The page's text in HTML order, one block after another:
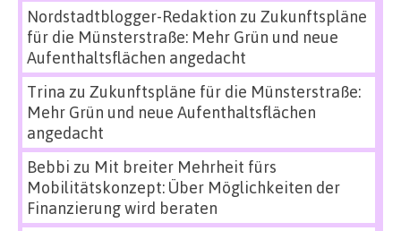
Nordstadtblogger-Redaktion zu Zukunftspläne
für die Münsterstraße: Mehr Grün und neue
Aufenthaltsflächen angedacht
Trina zu Zukunftspläne für die Münsterstraße:
Mehr Grün und neue Aufenthaltsflächen
angedacht
Bebbi zu Mit breiter Mehrheit fürs
Mobilitätskonzept: Über Möglichkeiten der
Finanzierung wird beraten